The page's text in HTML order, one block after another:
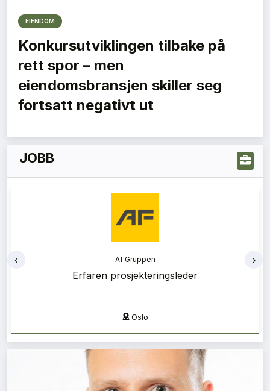
EIENDOM
Konkursutviklingen tilbake på
rett spor – men
eiendomsbransjen skiller seg
fortsatt negativt ut
JOBB
Af Gruppen
Erfaren prosjekteringsleder
Oslo
Af Gruppen
Bærekraftsrådgiver
Oslo
‹ ›